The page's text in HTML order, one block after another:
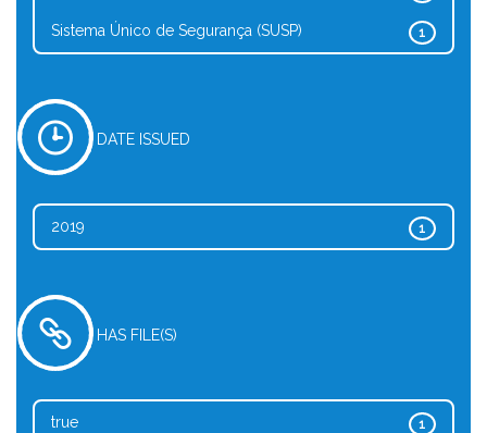
1
Sistema Único de Segurança (SUSP)
DATE ISSUED
1
2019
HAS FILE(S)
1
true